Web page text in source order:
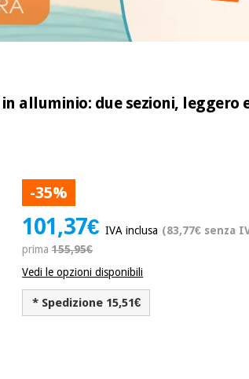
alluminio: due sezioni, leggero
-35%
101,37€IVA inclusa (83,77€ senza
prima155,95€
Vedi le opzioni disponibili
* Spedizione 15,51€